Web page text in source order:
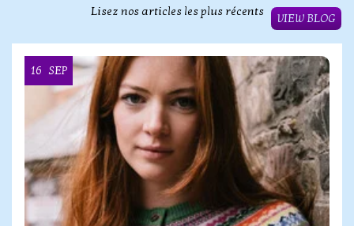
Lisez nos articles les plus récents
VIEW BLOG
16 SEP